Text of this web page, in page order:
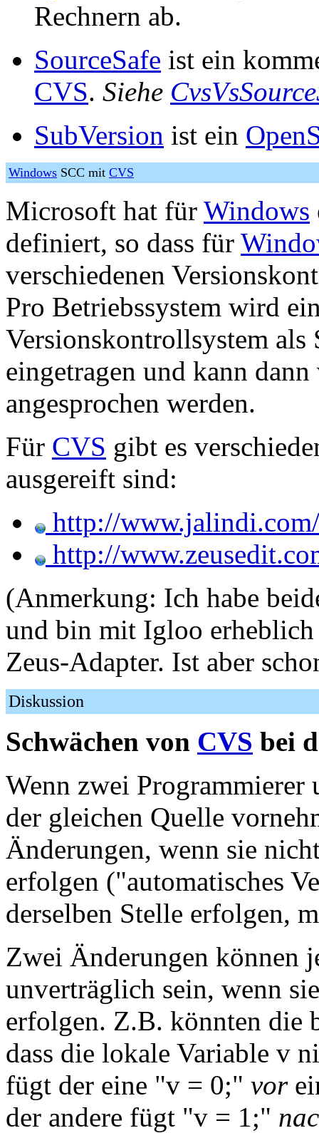
Rechnern ab.
SourceSafe ist ein
CVS. Siehe
SubVersion ist ein
Windows SCC mit CVS
Microsoft hat für Windows
definiert, so dass für
verschiedenen
Pro Betriebssystem wird
Versionskontrollsystem als
eingetragen und kann
angesprochen werden.
Für CVS gibt es
ausgereift sind:
http://
http://
(Anmerkung: Ich habe
und bin mit Igloo erheblich
Zeus-Adapter. Ist aber
Diskussion
Schwächen von CVS bei
Wenn zwei Programmierer
der gleichen Quelle
Änderungen, wenn sie
erfolgen ("automatisches
derselben Stelle erfolgen,
Zwei Änderungen können
unverträglich sein, wenn
erfolgen. Z.B. könnten die
dass die lokale Variable v
fügt der eine "v = 0;" vor
der andere fügt "v = 1;"